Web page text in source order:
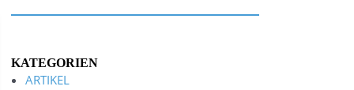
KATEGORIEN
ARTIKEL